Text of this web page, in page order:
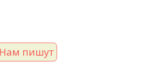
Нам пишут